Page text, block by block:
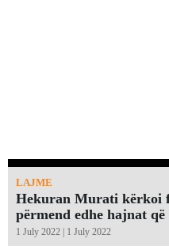
LAJME
Hekuran Murati kërkoi
përmend edhe hajnat
1 July 2022 | 1 July 2022